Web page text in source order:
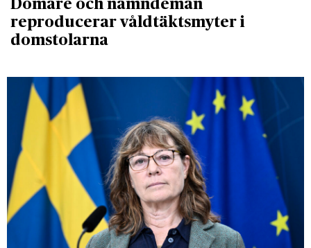
Domare och nämndemän
reproducerar våldtäktsmyter i
domstolarna